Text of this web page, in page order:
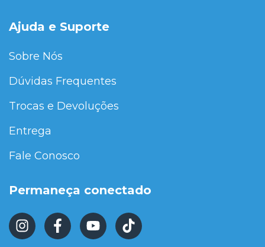
Ajuda e Suporte
Sobre Nós
Dúvidas Frequentes
Trocas e Devoluções
Entrega
Fale Conosco
Permaneça conectado